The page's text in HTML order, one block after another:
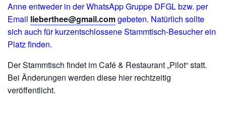
Anne entweder in der WhatsApp Gruppe DFGL bzw. per
Email lieberthee@gmail.comgebeten. Natürlich sollte
sich auch für kurzentschlossene Stammtisch-Besucher ein
Platz finden.
Der Stammtisch findet im Café & Restaurant „Pilot“ statt.
Bei Änderungen werden diese hier rechtzeitig
veröffentlicht.